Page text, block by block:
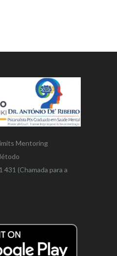
Mentoring
431 (Chamada para a